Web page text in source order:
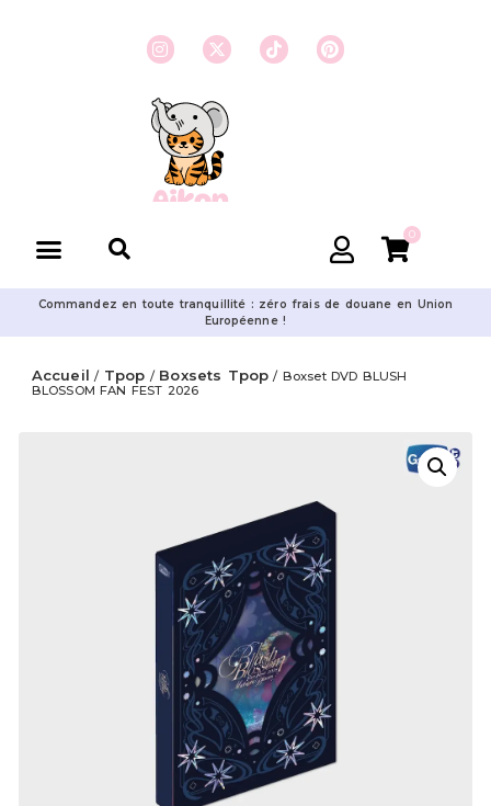
0
Commandez en toute tranquillité : zéro frais de douane en Union
Européenne !
Accueil / Tpop / Boxsets Tpop/ Boxset DVD BLUSH
BLOSSOM FAN FEST 2026